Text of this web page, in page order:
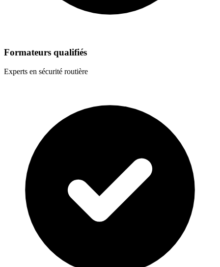
Formateurs qualifiés
Experts en sécurité routière